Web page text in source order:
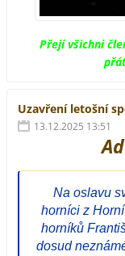
Přejí všichni
Uzavření letošní
13.12.2025 13:51
Na oslavu
horníci z
horníků
dosud